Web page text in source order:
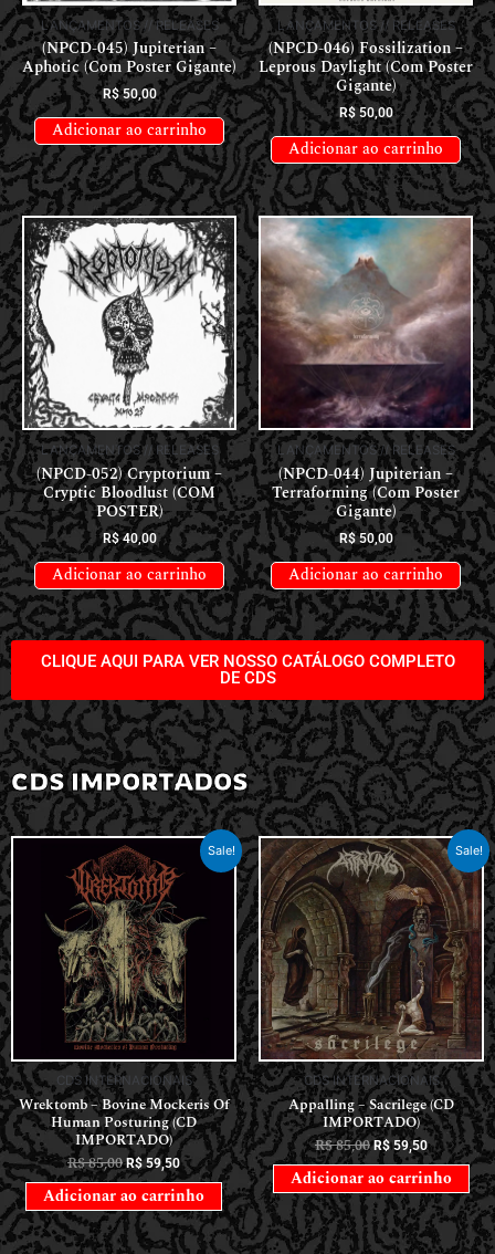
LANÇAMENTOS // RELEASES
(NPCD-045) Jupiterian –
Aphotic (Com Poster Gigante)
R$50,00
Adicionar ao carrinho
LANÇAMENTOS // RELEASES
(NPCD-046) Fossilization –
Leprous Daylight (Com Poster
Gigante)
R$50,00
Adicionar ao carrinho
LANÇAMENTOS // RELEASES
(NPCD-052) Cryptorium –
Cryptic Bloodlust (COM
POSTER)
R$40,00
Adicionar ao carrinho
LANÇAMENTOS // RELEASES
(NPCD-044) Jupiterian –
Terraforming (Com Poster
Gigante)
R$50,00
Adicionar ao carrinho
CLIQUE AQUI PARA VER NOSSO CATÁLOGO COMPLETO
DE CDS
CDS IMPORTADOS
Sale!
CDS INTERNACIONAIS
Wrektomb – Bovine Mockeris Of
Human Posturing (CD
IMPORTADO)
R$85,00 R$59,50
Adicionar ao carrinho
Sale!
CDS INTERNACIONAIS
Appalling – Sacrilege (CD
IMPORTADO)
R$85,00 R$59,50
Adicionar ao carrinho